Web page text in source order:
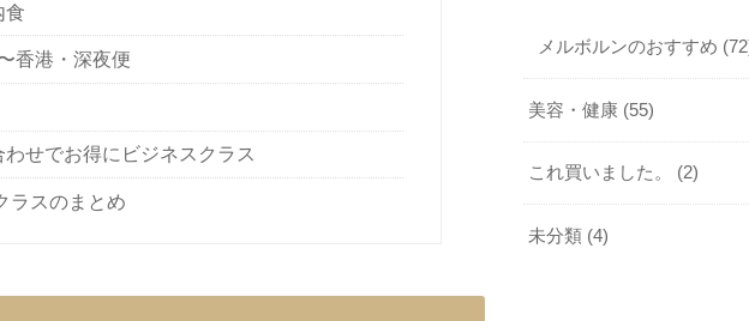
食
香港・深夜便
せでお得にビジネスクラス
ラスのまとめ
メルボルンのおすすめ
美容・健康 (55)
これ買いました。 (2)
未分類 (4)